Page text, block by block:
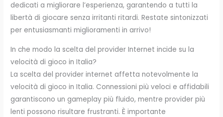
dedicati a migliorare l’esperienza, garantendo a tutti la
libertà di giocare senza irritanti ritardi. Restate sintonizzati
per entusiasmanti miglioramenti in arrivo!
In che modo la scelta del provider Internet incide su la
velocità di gioco in Italia?
La scelta del provider internet affetta notevolmente la
velocità di gioco in Italia. Connessioni più veloci e affidabili
garantiscono un gameplay più fluido, mentre provider più
lenti possono risultare frustranti. È importante